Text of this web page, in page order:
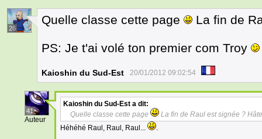
26
Quelle classe cette page La fin de
PS: Je t'ai volé ton premier com Troy
Kaioshin du Sud-Est 20/01/2012 09:02:54
41
Auteur
Kaioshin du Sud-Est a dit:
Quelle classe cette page
La fin de Raul est signée ?
Héhéhé Raul, Raul, Raul...
.